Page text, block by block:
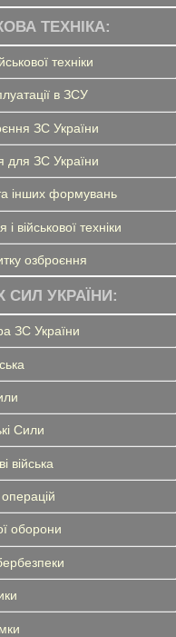
ТЕХНІКА:
техніки
в ЗСУ
ЗС України
для ЗС України
інших формувань
військової техніки
озброєння
СИЛ УКРАЇНИ:
ЗС України
Сили
війська
оборони